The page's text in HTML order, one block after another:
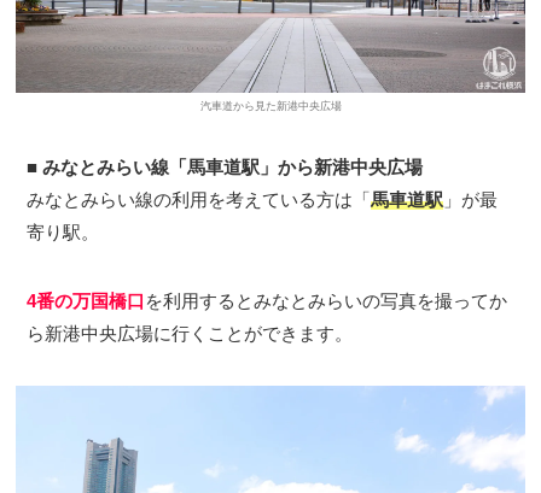
汽車道から見た新港中央広場
■みなとみらい線「馬車道駅」から新港中央広場
みなとみらい線の利用を考えている方は「馬車道駅 」が最
寄り駅。
4番の万国橋口 を利用するとみなとみらいの写真を撮ってか
ら新港中央広場に行くことができます。